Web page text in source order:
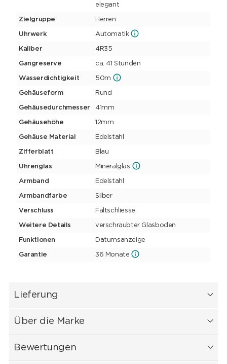
elegant
Zielgruppe Herren
Uhrwerk Automatik
Kaliber 4R35
Gangreserve ca. 41 Stunden
Wasserdichtigkeit 50m
Gehäuseform Rund
Gehäusedurchmesser 41mm
Gehäusehöhe 12mm
Gehäuse Material Edelstahl
Zifferblatt Blau
Uhrenglas Mineralglas
Armband Edelstahl
Armbandfarbe Silber
Verschluss Faltschliesse
Weitere Details verschraubter Glasboden
Funktionen Datumsanzeige
Garantie 36 Monate
Lieferung
Über die Marke
Bewertungen